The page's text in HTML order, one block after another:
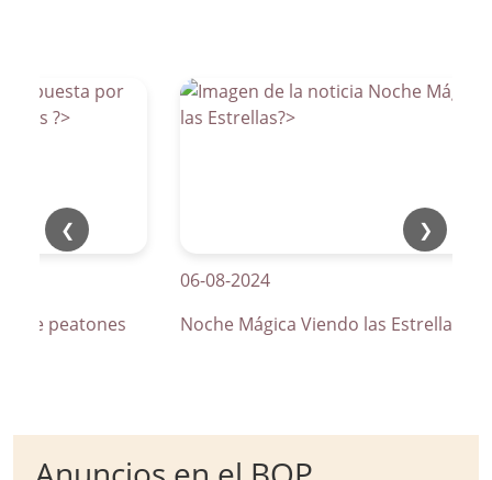
❮ ❯
de peatones
06-08-2024
Noche Mágica Viendo las Estrellas